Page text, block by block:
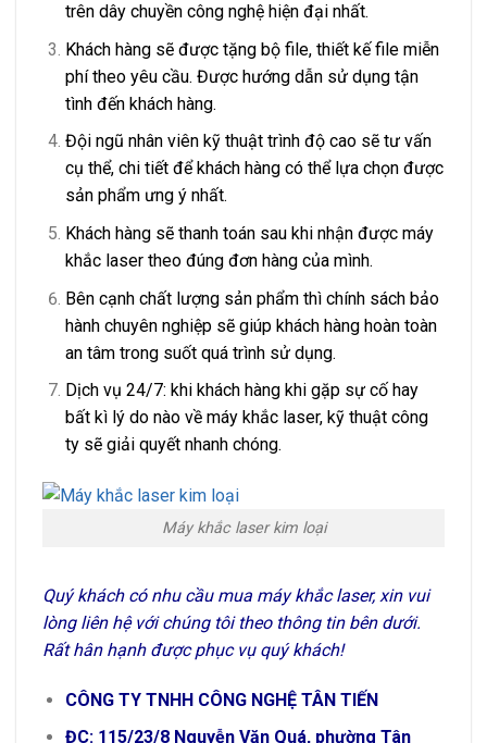
trên dây chuyền công nghệ hiện đại nhất.
Khách hàng sẽ được tặng bộ file, thiết kế file miễn
phí theo yêu cầu. Được hướng dẫn sử dụng tận
tình đến khách hàng.
Đội ngũ nhân viên kỹ thuật trình độ cao sẽ tư vấn
cụ thể, chi tiết để khách hàng có thể lựa chọn được
sản phẩm ưng ý nhất.
Khách hàng sẽ thanh toán sau khi nhận được máy
khắc laser theo đúng đơn hàng của mình.
Bên cạnh chất lượng sản phẩm thì chính sách bảo
hành chuyên nghiệp sẽ giúp khách hàng hoàn toàn
an tâm trong suốt quá trình sử dụng.
Dịch vụ 24/7: khi khách hàng khi gặp sự cố hay
bất kì lý do nào về máy khắc laser, kỹ thuật công
ty sẽ giải quyết nhanh chóng.
Máy khắc laser kim loại
Quý khách có nhu cầu mua máy khắc laser, xin vui
lòng liên hệ với chúng tôi theo thông tin bên dưới.
Rất hân hạnh được phục vụ quý khách!
CÔNG TY TNHH CÔNG NGHỆ TÂN TIẾN
ĐC: 115/23/8 Nguyễn Văn Quá, phường Tân